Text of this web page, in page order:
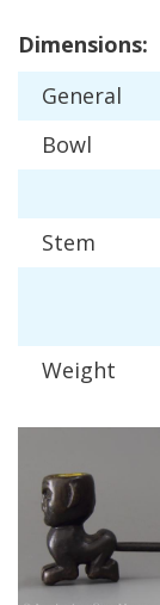
Dimensions:
General
Bowl
Stem
Weight